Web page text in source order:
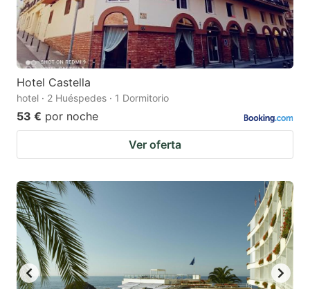
Hotel Castella
hotel · 2 Huéspedes · 1 Dormitorio
53 € por noche
Ver oferta